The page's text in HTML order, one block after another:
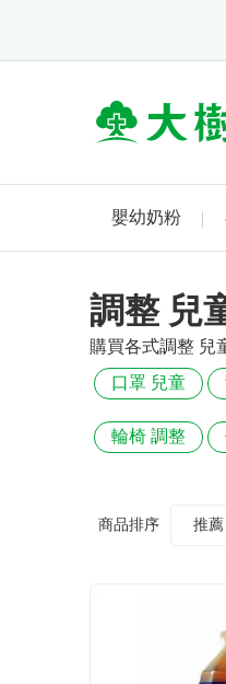
嬰幼奶粉
調整 兒
購買各式調整 兒
口罩 兒童
輪椅 調整
商品排序 推薦